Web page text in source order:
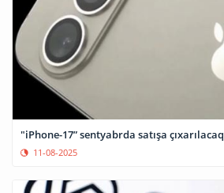
"iPhone-17” sentyabrda satışa çıxarılacaq
11-08-2025